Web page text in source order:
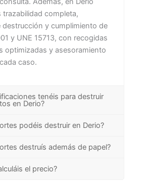
trazabilidad completa,
destrucción y cumplimiento de
y UNE 15713, con recogidas
optimizadas y asesoramiento
caso.
tenéis para destruir
en Derio?
podéis destruir en Derio?
destruís además de papel?
el precio?